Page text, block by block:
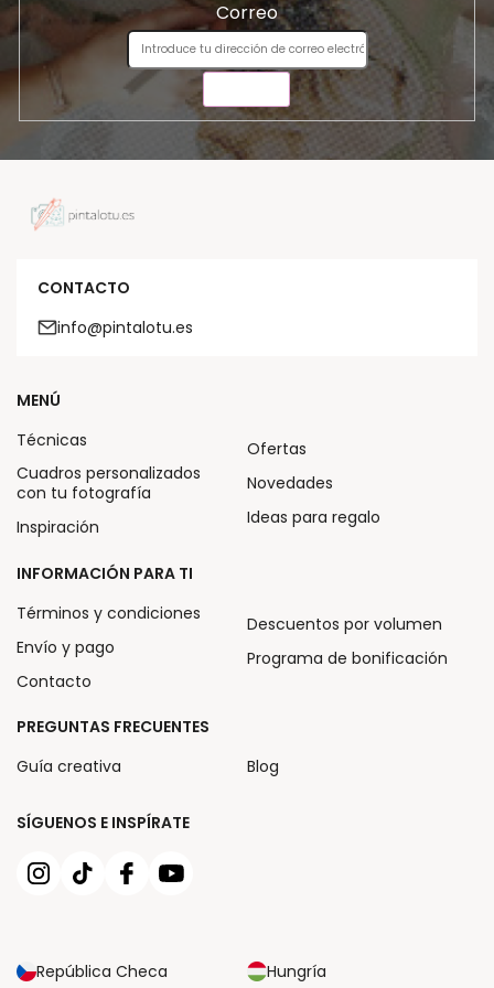
Correo
CONTACTO
info@pintalotu.es
SÍGUENOS E INSPÍRATE
República Checa Hungría
MENÚ
Técnicas
Cuadros personalizados
con tu fotografía
Inspiración
Ofertas
Novedades
Ideas para regalo
INFORMACIÓN PARA TI
Términos y condiciones
Envío y pago
Contacto
Descuentos por volumen
Programa de bonificación
PREGUNTAS FRECUENTES
Guía creativa
Blog